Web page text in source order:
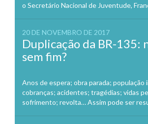
o Secretário Nacional de Juventude,
20 DE NOVEMBRO DE 2017
Duplicação da BR-135:
sem fim?
Anos de espera; obra parada; população
cobranças; acidentes; tragédias; vidas
sofrimento; revolta… Assim pode ser